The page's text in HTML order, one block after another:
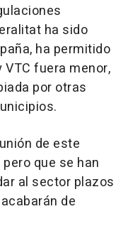
ha sido
ha permitido
fuera menor,
por otras
de este
que se han
al sector plazos
de